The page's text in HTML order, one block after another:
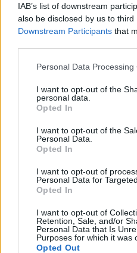
IAB’s list of downstream
also be disclosed by us to third
Downstream Participants that
Please note that this website/
not limited to your visit or
grant or deny consent to
use your data for below
consent section.
Personal Data Processing
I want to opt-out of the
personal data.
Opted In
I want to opt-out of the
Personal Data.
Opted In
I want to opt-out of
Personal Data for
Opted In
I want to opt-out of
Retention, Sale, and/or
Personal Data that Is
Purposes for which it was
Opted Out
2021. november 14.
Szívesen vásárolnál
Szerencsére a
kedvezőbb ilyenkor.
divat! Az ősz mindig nagy
vidám kiegészítőknek. A
szívesen ellensúlyozzuk